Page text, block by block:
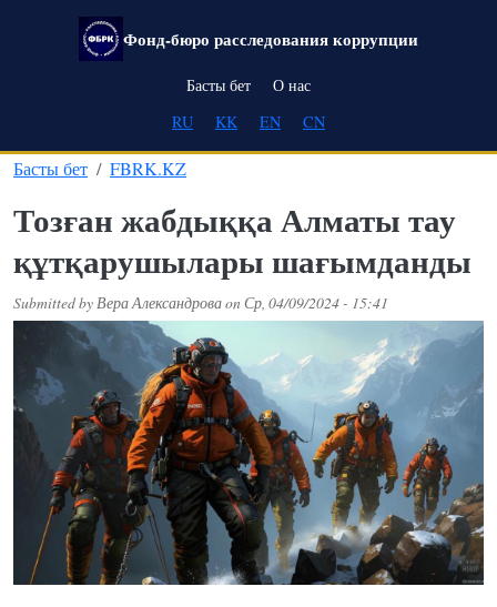
Skip to main content
Фонд-бюро расследования коррупции
Main navigation
Басты бет
О нас
RU
KK EN CN
Басты бет FBRK.KZ
Тозған жабдыққа Алматы тау
құтқарушылары шағымданды
Submitted byВера АлександроваonСр, 04/09/2024 - 15:41